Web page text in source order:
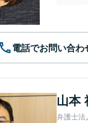
電話でお問い合わ
山本
弁護士法